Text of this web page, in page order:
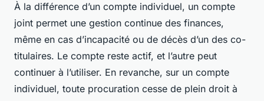
À la différence d’un compte individuel, un compte
joint permet une gestion continue des finances,
même en cas d’incapacité ou de décès d’un des co-
titulaires. Le compte reste actif, et l’autre peut
continuer à l’utiliser. En revanche, sur un compte
individuel, toute procuration cesse de plein droit à